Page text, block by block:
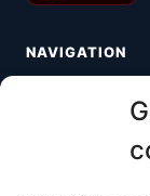
NAVIGATION
Toutes les maths